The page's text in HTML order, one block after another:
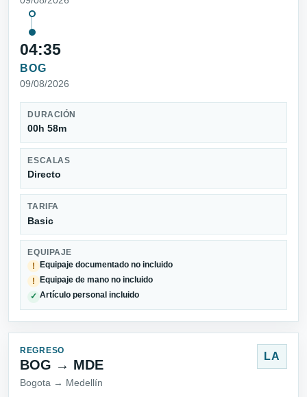
04:35
BOG
09/08/2026
DURACIÓN
00h 58m
ESCALAS
Directo
TARIFA
Basic
EQUIPAJE
!
Equipaje documentado no incluido
! Equipaje de mano no incluido
✓ Artículo personal incluido
REGRESO
BOG → MDE
Bogota → Medellín
LA